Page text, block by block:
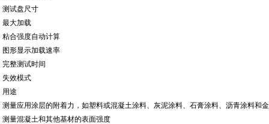
测试盘尺寸
最大加载
粘合强度自动计算
图形显示加载速率
完整测试时间
失效模式
用途
测量应用涂层的附着力，如塑料或混凝土涂料、灰泥涂料、石膏涂料、沥青涂料和
测量混凝土和其他基材的表面强度